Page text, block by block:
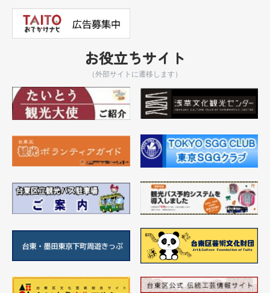
お役立ちサイト
（外部サイトに遷移します）